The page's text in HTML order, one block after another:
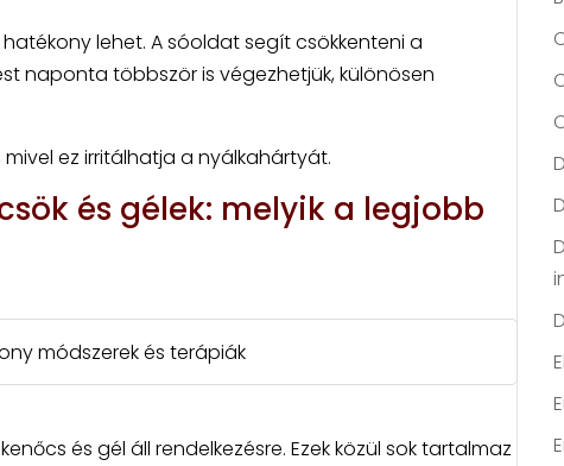
lehet. A sóoldat segít csökkenteni a
naponta többször is végezhetjük, különösen
ez irritálhatja a nyálkahártyát.
és gélek: melyik a legjobb
módszerek és terápiák
és gél áll rendelkezésre. Ezek közül sok tartalmaz